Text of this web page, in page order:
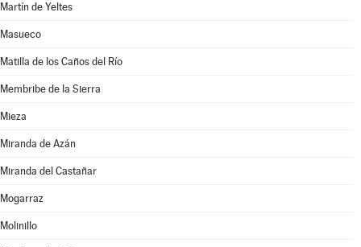
Martín de Yeltes
Masueco
Matilla de los Caños del Río
Membribe de la Sierra
Mieza
Miranda de Azán
Miranda del Castañar
Mogarraz
Molinillo